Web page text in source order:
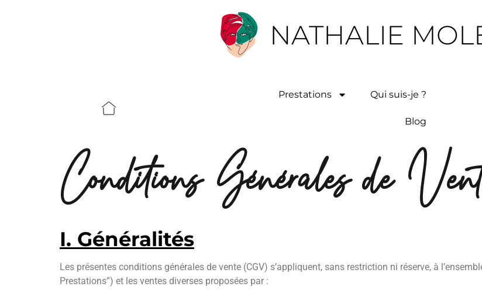
NATHALIE
Prestations Qui suis-je ?
Blog
Conditions Générales de
I. Généralités
Les présentes conditions générales de vente (CGV) s’appliquent, sans restriction ni réserve, à
Prestations”) et les ventes diverses proposées par :